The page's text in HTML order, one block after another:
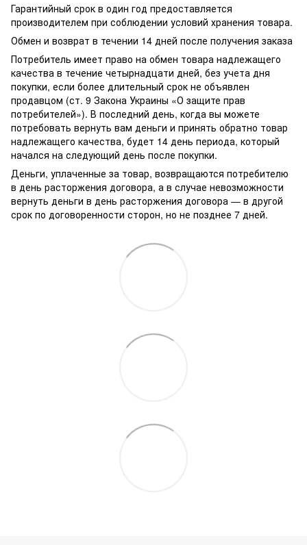
Гарантийный срок в один год предоставляется
производителем при соблюдении условий хранения товара.
Обмен и возврат в течении 14 дней после получения заказа
Потребитель имеет право на обмен товара надлежащего
качества в течение четырнадцати дней, без учета дня
покупки, если более длительный срок не объявлен
продавцом (ст. 9 Закона Украины «О защите прав
потребителей»). В последний день, когда вы можете
потребовать вернуть вам деньги и принять обратно товар
надлежащего качества, будет 14 день периода, который
начался на следующий день после покупки.
Деньги, уплаченные за товар, возвращаются потребителю
в день расторжения договора, а в случае невозможности
вернуть деньги в день расторжения договора — в другой
срок по договоренности сторон, но не позднее 7 дней.